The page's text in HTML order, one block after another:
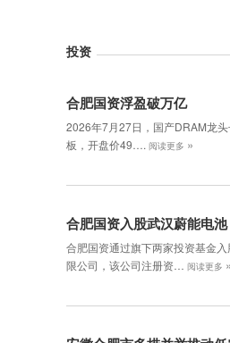
投资
合肥国资浮盈破万亿
2026年7月27日，国产DRAM龙
板，开盘价49…. 阅读更多 »
合肥国资入股武汉蔚能电池
合肥国资通过旗下两家投资基金
限公司，该公司注册资…
阅读更多 »